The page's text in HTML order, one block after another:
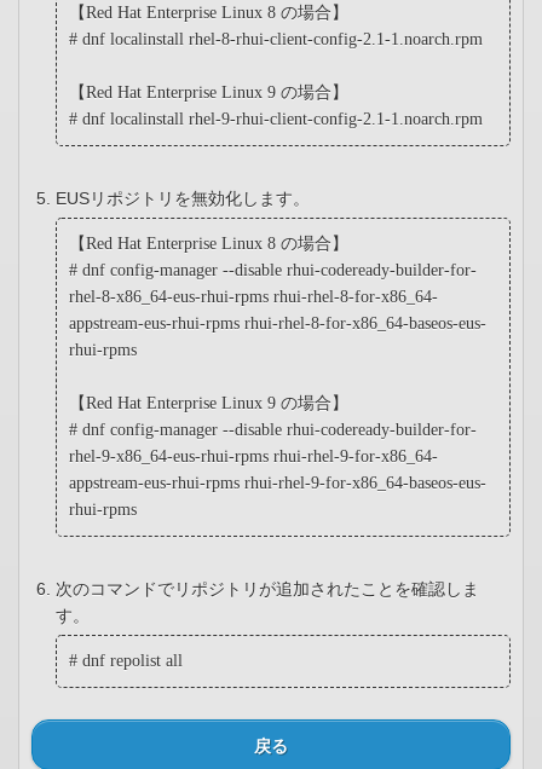
【Red Hat Enterprise Linux 8 の場合】
# dnf localinstall rhel-8-rhui-client-config-2.1-1.noarch.rpm
【Red Hat Enterprise Linux 9 の場合】
# dnf localinstall rhel-9-rhui-client-config-2.1-1.noarch.rpm
EUSリポジトリを無効化します。
【Red Hat Enterprise Linux 8 の場合】
# dnf config-manager --disable rhui-codeready-builder-for-
rhel-8-x86_64-eus-rhui-rpms rhui-rhel-8-for-x86_64-
appstream-eus-rhui-rpms rhui-rhel-8-for-x86_64-baseos-eus-
rhui-rpms
【Red Hat Enterprise Linux 9 の場合】
# dnf config-manager --disable rhui-codeready-builder-for-
rhel-9-x86_64-eus-rhui-rpms rhui-rhel-9-for-x86_64-
appstream-eus-rhui-rpms rhui-rhel-9-for-x86_64-baseos-eus-
rhui-rpms
次のコマンドでリポジトリが追加されたことを確認しま
す。
# dnf repolist all
戻る